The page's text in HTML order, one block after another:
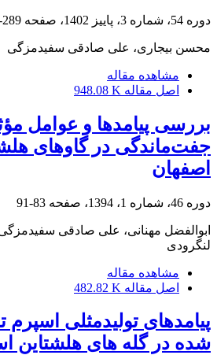
دوره 54، شماره 3، پاییز 1402، صفحه 289-301
محسن بیجاری، علی صادقی سفیدمزگی
مشاهده مقاله
اصل مقاله 948.08 K
بررسی پیامدها و عوامل
جفت‌ماندگی در گاوهای
اصفهان
دوره 46، شماره 1، 1394، صفحه 83-91
ابوالفضل مهنانی، علی صادقی
لنگرودی
مشاهده مقاله
اصل مقاله 482.82 K
پیامدهای تولیدمثلی
شده در گله های هلشتاین